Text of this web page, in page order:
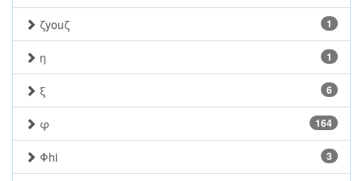
1
ζyouζ
1
η
6
ξ
164
φ
3
Φhi